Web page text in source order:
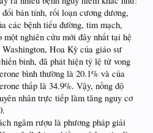
bản tính, rối loạn cương dương,
các bệnh tiểu đường, tim mạch,
nghiên cứu mới đây nhất tại hệ
Hoa Kỳ của giáo sư
binh, đã phát hiện tỷ lệ tử vong
bình thường là 20.1% và của
thấp là 34.9%. Vậy, nồng độ
nhân trực tiếp làm tăng nguy cơ
ngâm rượu là phương pháp giải